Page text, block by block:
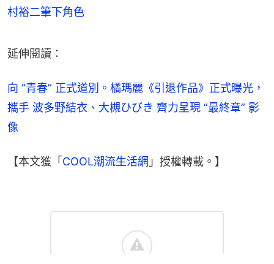
村裕二筆下角色
延伸閱讀：
向 “青春” 正式道別。橘瑪麗《引退作品》正式曝光，
攜手 波多野結衣、大槻ひびき 齊力呈現 “最終章” 影
像
【本文獲「 COOL潮流生活網 」授權轉載。】